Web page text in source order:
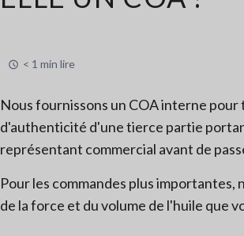
< 1 min lire
Nous fournissons un COA interne pour
d'authenticité d'une tierce partie
représentant commercial avant de
Pour les commandes plus
de la force et du volume de l'huile que